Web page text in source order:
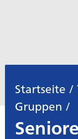
Startseite /
Gruppen /